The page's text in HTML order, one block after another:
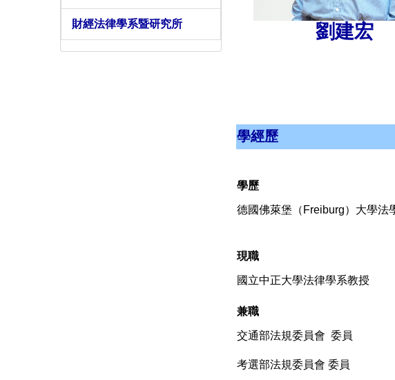
財經法律學系暨研究所 劉建宏
學經歷
學歷
德國佛萊堡（Freiburg）大學法
現職
國立中正大學法律學系教授
兼職
交通部法規委員會 委員
考選部法規委員會 委員